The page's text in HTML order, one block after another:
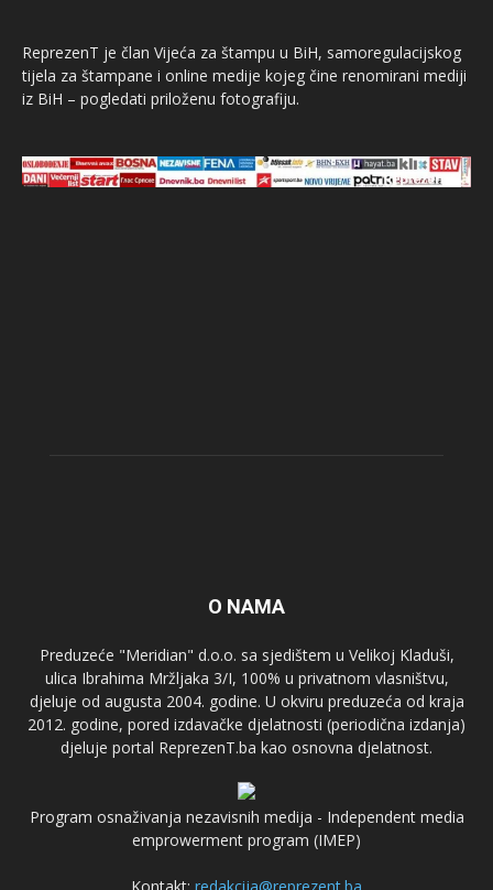
ReprezenT je član Vijeća za štampu u BiH, samoregulacijskog
tijela za štampane i online medije kojeg čine renomirani mediji
iz BiH – pogledati priloženu fotografiju.
O NAMA
Preduzeće "Meridian" d.o.o. sa sjedištem u Velikoj Kladuši,
ulica Ibrahima Mržljaka 3/I, 100% u privatnom vlasništvu,
djeluje od augusta 2004. godine. U okviru preduzeća od kraja
2012. godine, pored izdavačke djelatnosti (periodična izdanja)
djeluje portal ReprezenT.ba kao osnovna djelatnost.
Program osnaživanja nezavisnih medija - Independent media
emprowerment program (IMEP)